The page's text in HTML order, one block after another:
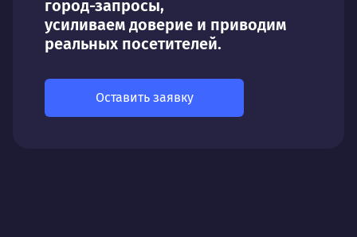
город-запросы,
усиливаем доверие и приводим
реальных посетителей.
Оставить заявку